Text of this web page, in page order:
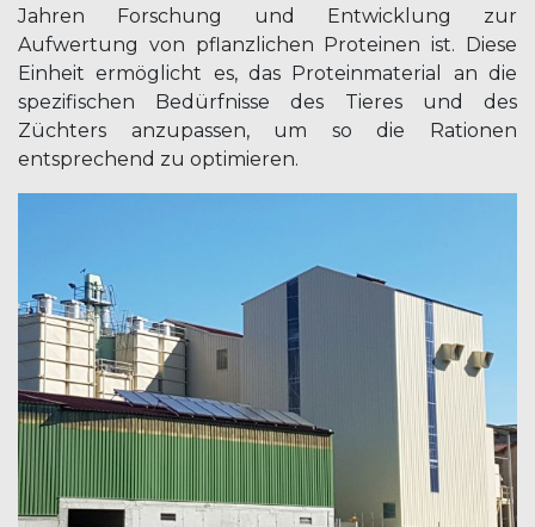
Jahren Forschung und Entwicklung zur
Aufwertung von pflanzlichen Proteinen ist. Diese
Einheit ermöglicht es, das Proteinmaterial an die
spezifischen Bedürfnisse des Tieres und des
Züchters anzupassen, um so die Rationen
entsprechend zu optimieren.